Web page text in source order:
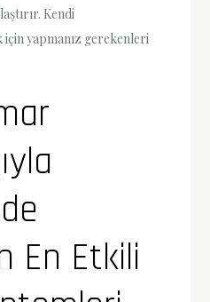
Kendi
yapmanız gerekenleri
En Etkili